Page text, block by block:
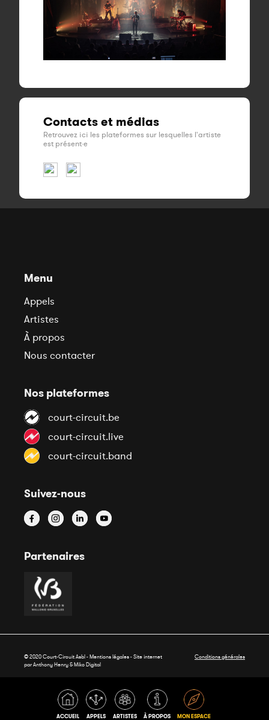
ACCUEIL APPELS ARTISTES À PROPOS MON ESPACE
Contacts et médias
Retrouvez ici les plateformes sur lesquelles l'artiste
est présent·e
Menu
Appels
Artistes
À propos
Nous contacter
Nos plateformes
court-circuit.be
court-circuit.live
court-circuit.band
Suivez-nous
Partenaires
© 2020 Court-Circuit Asbl - Mentions légales - Site internet
par Anthony Henry &Miko Digital
Conditions générales